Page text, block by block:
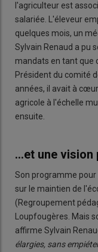
l'agriculteur est
salariée. L'éleveur
quelques mois, un
Sylvain Renaud a pu
mandats en tant que
Président du comité
années, il avait à
agricole à l'échelle
ensuite.
...et une vision
Son programme
sur le maintien de
(Regroupement
Loupfougères. Mais
affirme Sylvain
élargies, sans